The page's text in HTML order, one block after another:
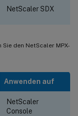
NetScaler SDX
Sie den NetScaler MPX-
Anwenden auf
NetScaler
Console